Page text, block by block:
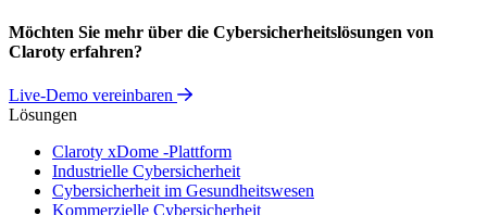
Möchten Sie mehr über die Cybersicherheitslösungen von
Claroty erfahren?
Live-Demo vereinbaren
Lösungen
Claroty xDome -Plattform
Industrielle Cybersicherheit
Cybersicherheit im Gesundheitswesen
Kommerzielle Cybersicherheit